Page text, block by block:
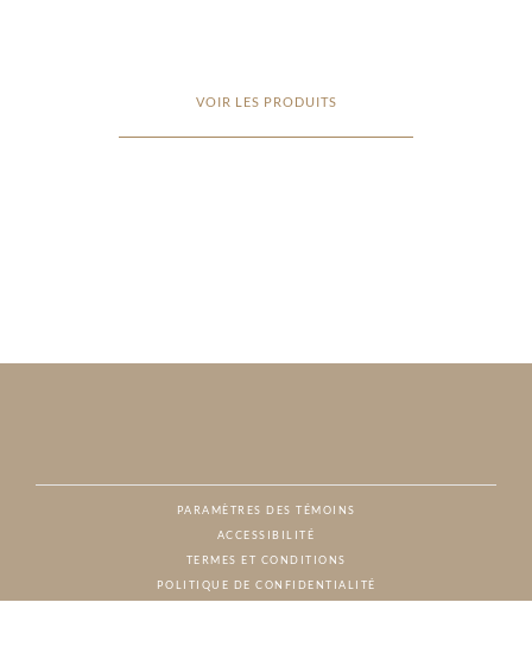
VOIR LES PRODUITS
PARAMÈTRES DES TÉMOINS
ACCESSIBILITÉ
TERMES ET CONDITIONS
POLITIQUE DE CONFIDENTIALITÉ